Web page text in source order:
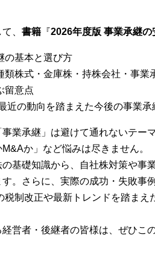
、 書籍 『2026年度版 事業承継の
の基本と選び方
株式・金庫株・持株会社・事業
留意点
近の動向を踏まえた今後の事業承
業承継」は避けて通れないテー
か」など悩みは尽きません。
基礎知識から、自社株対策や事
。さらに、実際の成功・失敗事
税制改正や最新トレンドを踏まえ
営者・後継者の皆様は、ぜひこ